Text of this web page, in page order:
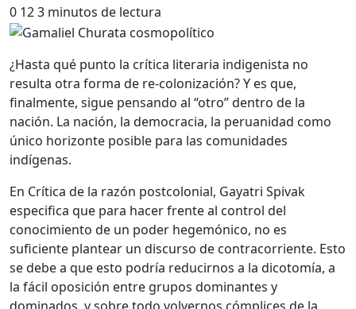
0 123 minutos de lectura
¿Hasta qué punto la crítica literaria indigenista no
resulta otra forma de re-colonización? Y es que,
finalmente, sigue pensando al “otro” dentro de la
nación. La nación, la democracia, la peruanidad como
único horizonte posible para las comunidades
indígenas.
En Crítica de la razón postcolonial, Gayatri Spivak
especifica que para hacer frente al control del
conocimiento de un poder hegemónico, no es
suficiente plantear un discurso de contracorriente. Esto
se debe a que esto podría reducirnos a la dicotomía, a
la fácil oposición entre grupos dominantes y